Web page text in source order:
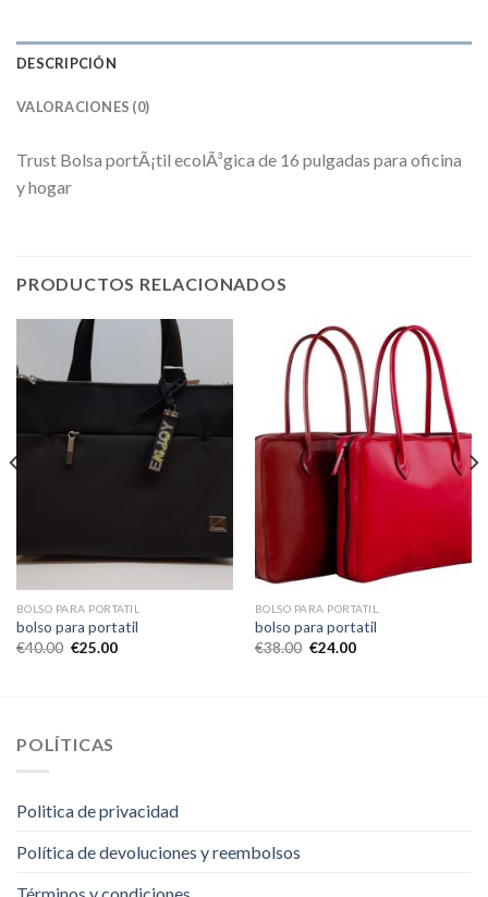
DESCRIPCIÓN
VALORACIONES (0)
Trust Bolsa portÃ¡til ecolÃ³gica de 16 pulgadas para oficina
y hogar
PRODUCTOS RELACIONADOS
BOLSO PARA PORTATIL
bolso para portatil
€40.00 €25.00
BOLSO PARA PORTATIL
bolso para portatil
€38.00 €24.00
POLÍTICAS
Politica de privacidad
Política de devoluciones y reembolsos